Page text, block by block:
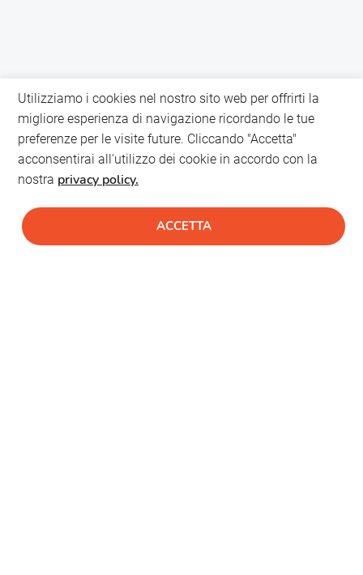
Utilizziamo i cookies nel nostro sito web per offrirti la
migliore esperienza di navigazione ricordando le tue
preferenze per le visite future. Cliccando "Accetta"
acconsentirai all'utilizzo dei cookie in accordo con la
nostra privacy policy.
ACCETTA